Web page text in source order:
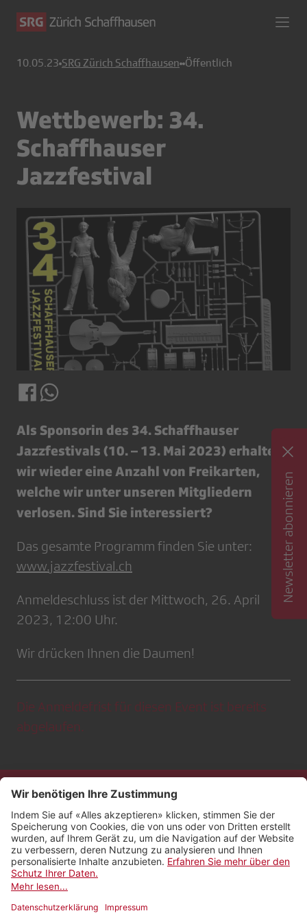
10.05.23 SRG Zürich Schaffhausen Öffentlich
Wettbewerb: 34.
Schaffhauser
Jazzfestival
Als Sponsorin des 34. Schaffhauser
Jazzfestivals (10. – 13. Mai 2023) erhalten
wir wieder eine Anzahl von Freikarten,
welche wir unter unseren Mitgliedern
verlosen. Sind Sie interessiert?
Das gesamte Programm finden Sie unter:
www.jazzfestival.ch
Anmeldeschluss ist der Mittwoch, 26. April
2023, 12:00 Uhr.
Wir drücken Ihnen die Daumen!
Die Anmeldefrist für diesen Event ist bereits
abgelaufen.
Newsletter abonnieren
Kontakt
Impressum
Rechtliches
Netiquette